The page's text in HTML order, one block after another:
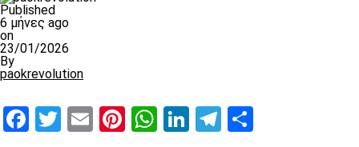
Published
6 μήνες ago
on
23/01/2026
By
paokrevolution
Facebook
Twitter
EmailPinterest
WhatsApp
LinkedIn
Telegram